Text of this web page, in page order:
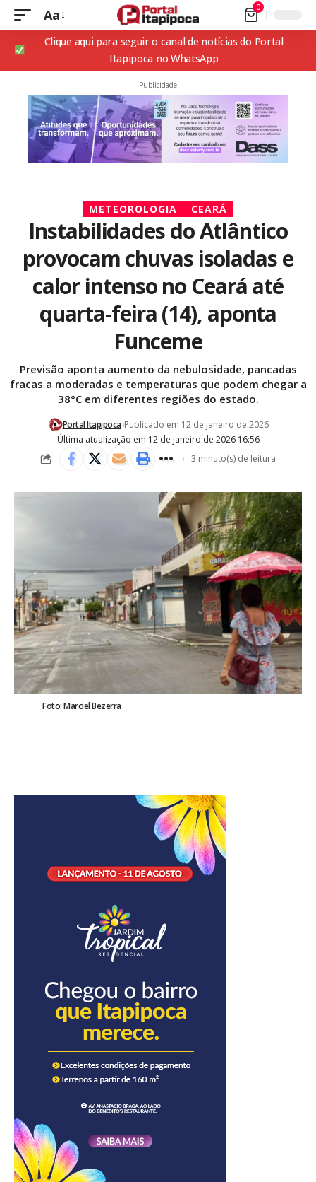
Aa 0
Clique aqui para seguir o canal de notícias do Portal
Itapipoca no WhatsApp
- Publicidade -
METEOROLOGIA CEARÁ
Instabilidades do Atlântico
provocam chuvas isoladas e
calor intenso no Ceará até
quarta-feira (14), aponta
Funceme
Previsão aponta aumento da nebulosidade, pancadas
fracas a moderadas e temperaturas que podem chegar a
38°C em diferentes regiões do estado.
Última atualização em 12 de janeiro de 2026 16:56
Portal Itapipoca Publicado em 12 de janeiro de 2026
3 minuto(s) de leitura
Foto: Marciel Bezerra